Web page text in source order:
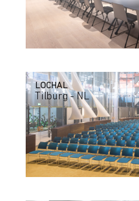
LOCHAL
Tilburg - NL